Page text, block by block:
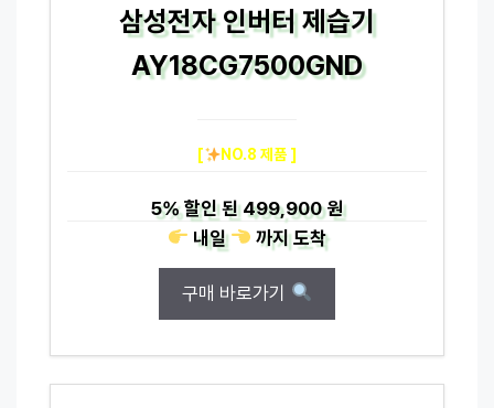
삼성전자 인버터 제습기
AY18CG7500GND
[ NO.8 제품 ]
5%할인 된499,900 원
내일
까지도착
구매 바로가기